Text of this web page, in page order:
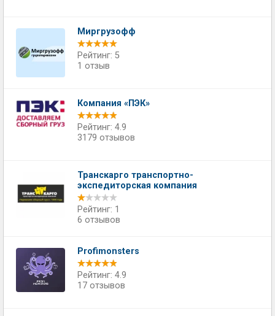
Миргрузофф
Рейтинг: 5
1 отзыв
Компания «ПЭК»
Рейтинг: 4.9
3179 отзывов
Транскарго транспортно-
экспедиторская компания
Рейтинг: 1
6 отзывов
Profimonsters
Рейтинг: 4.9
17 отзывов